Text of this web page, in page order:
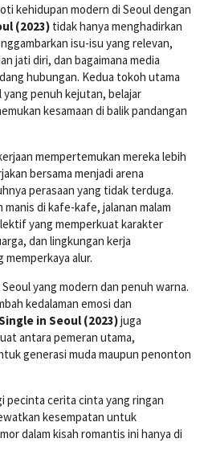
kehidupan modern di Seoul dengan
(2023) tidak hanya menghadirkan
isu-isu yang relevan,
jati diri, dan bagaimana media
hubungan. Kedua tokoh utama
yang penuh kejutan, belajar
kesamaan di balik pandangan
mempertemukan mereka lebih
bersama menjadi arena
perasaan yang tidak terduga.
di kafe-kafe, jalanan malam
yang memperkuat karakter
dan lingkungan kerja
memperkaya alur.
yang modern dan penuh warna.
kedalaman emosi dan
in Seoul (2023)juga
antara pemeran utama,
generasi muda maupun penonton
pecinta cerita cinta yang ringan
kesempatan untuk
dalam kisah romantis ini hanya di